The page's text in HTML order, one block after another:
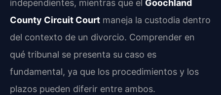
independientes, mientras que el Goochland
County Circuit Court maneja la custodia dentro
del contexto de un divorcio. Comprender en
qué tribunal se presenta su caso es
fundamental, ya que los procedimientos y los
plazos pueden diferir entre ambos.